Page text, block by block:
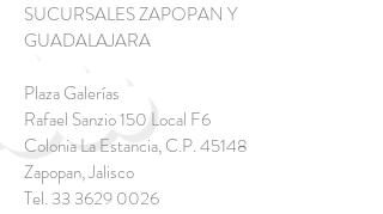
SUCURSALES ZAPOPAN Y
GUADALAJARA
Plaza Galerías
Rafael Sanzio 150 Local F6
Colonia La Estancia, C.P. 45148
Zapopan, Jalisco
Tel. 33 3629 0026